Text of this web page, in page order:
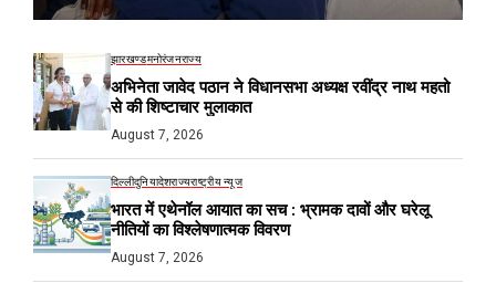
झारखण्डमनोरंजनराज्य
अभिनेता जावेद पठान ने विधानसभा अध्यक्ष रवींद्र नाथ महतो
से की शिष्टाचार मुलाकात
August 7, 2026
दिल्लीदुनियादेशराज्यराष्ट्रीय न्यूज
भारत में एथेनॉल आयात का सच : भ्रामक दावों और घरेलू
नीतियों का विश्लेषणात्मक विवरण
August 7, 2026